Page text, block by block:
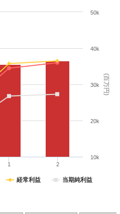
(百万円)
経常利益 当期純利益
1 2
10k
20k
30k
40k
50k